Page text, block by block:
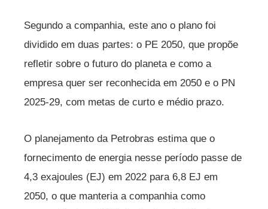
Segundo a companhia, este ano o plano foi
dividido em duas partes: o PE 2050, que propõe
refletir sobre o futuro do planeta e como a
empresa quer ser reconhecida em 2050 e o PN
2025-29, com metas de curto e médio prazo.
O planejamento da Petrobras estima que o
fornecimento de energia nesse período passe de
4,3 exajoules (EJ) em 2022 para 6,8 EJ em
2050, o que manteria a companhia como